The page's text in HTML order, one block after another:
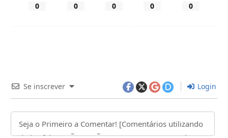
0 0 0 0 0
Se inscrever Login